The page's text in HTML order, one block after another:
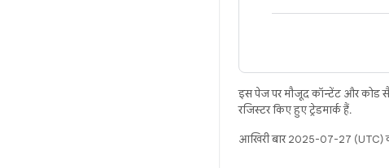
इस पेज पर मौजूद कॉन्टेंट और कोड
रजिस्टर किए हुए ट्रेडमार्क हैं.
आखिरी बार 2025-07-27 (UTC)